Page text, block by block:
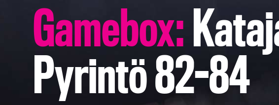
Gamebox:
Pyrintö 82-84